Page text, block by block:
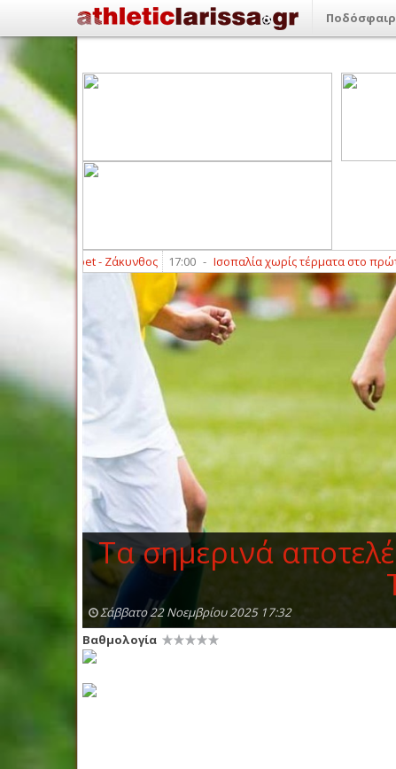
Novibet - Ζάκυνθος 17:00 - Ισοπαλία χωρίς τέρματα στο πρώτο
Τα σημερινά
Σάββατο 22 Νοεμβρίου 2025 17:32
Βαθμολογία